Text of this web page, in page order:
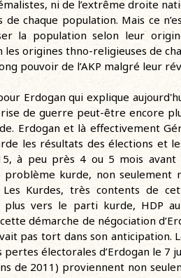
ni de l’extrême droite
chaque population. Mais ce
la population selon leur
origines thno-religieuses de
pouvoir de l’AKP malgré leur
Erdogan qui explique
de guerre peut-être encore
Erdogan et là effectivement
les résultats des élections et
à peu près 4 ou 5 mois avant
kurde, non seulement
Kurdes, très contents de
vers le parti kurde, HDP au
démarche de négociation
pas tort dans son anticipation.
pertes électorales d’Erdogan le 7
de 2011) proviennent non